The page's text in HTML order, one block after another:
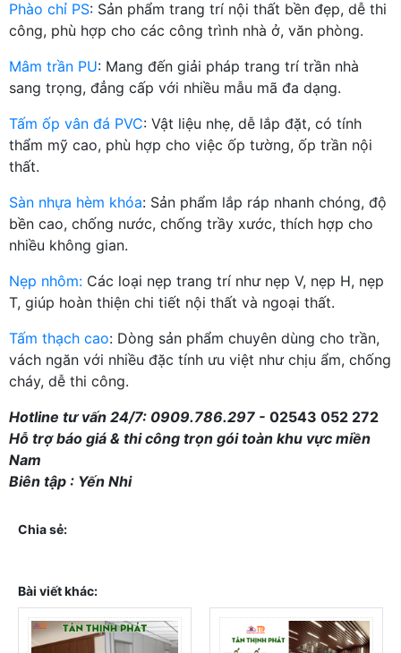
Phào chỉ PS: Sản phẩm trang trí nội thất bền đẹp, dễ thi
công, phù hợp cho các công trình nhà ở, văn phòng.
Mâm trần PU: Mang đến giải pháp trang trí trần nhà
sang trọng, đẳng cấp với nhiều mẫu mã đa dạng.
Tấm ốp vân đá PVC: Vật liệu nhẹ, dễ lắp đặt, có tính
thẩm mỹ cao, phù hợp cho việc ốp tường, ốp trần nội
thất.
Sàn nhựa hèm khóa: Sản phẩm lắp ráp nhanh chóng, độ
bền cao, chống nước, chống trầy xước, thích hợp cho
nhiều không gian.
Nẹp nhôm: Các loại nẹp trang trí như nẹp V, nẹp H, nẹp
T, giúp hoàn thiện chi tiết nội thất và ngoại thất.
Tấm thạch cao: Dòng sản phẩm chuyên dùng cho trần,
vách ngăn với nhiều đặc tính ưu việt như chịu ẩm, chống
cháy, dễ thi công.
Hotline tư vấn 24/7: 0909.786.297 - 02543 052 272
Hỗ trợ báo giá & thi công trọn gói toàn khu vực miền
Nam
Biên tập : Yến Nhi
Chia sẻ:
Bài viết khác: